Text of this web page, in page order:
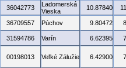
36042773
Ladomerská
Vieska
10.87840
36709557 Púchov 9.80472
31594786 Varín 6.62395
00198013 Veľké Zálužie 6.42900